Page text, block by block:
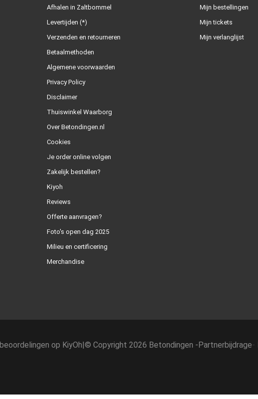
Afhalen in Zaltbommel
Levertijden (*)
Verzenden en retourneren
Betaalmethoden
Algemene voorwaarden
Privacy Policy
Disclaimer
Thuiswinkel Waarborg
Over Betondingen.nl
Cookies
Je order online volgen
Zakelijk bestellen?
Kiyoh
Reviews
Offerte aanvragen?
Foto's open dag 2025
Milieu en certificering
Merchandise
Mijn bestellingen
Mijn tickets
Mijn verlanglijst
beoordelingen op KiyOh © Copyright 2026 Betondingen - Partnerbijdrage-